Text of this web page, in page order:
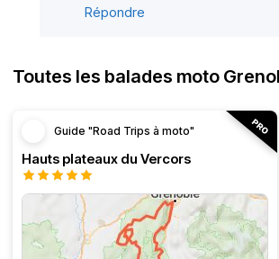
Répondre
Toutes les balades moto
Guide "Road Trips à moto"
Hauts plateaux du Vercors